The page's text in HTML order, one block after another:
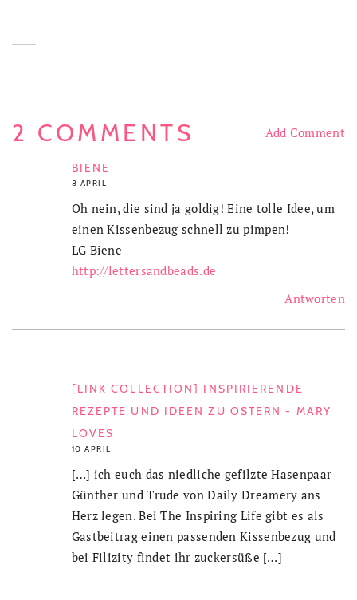
2 COMMENTS Add Comment
BIENE
8 APRIL
Oh nein, die sind ja goldig! Eine tolle Idee, um
einen Kissenbezug schnell zu pimpen!
LG Biene
http://lettersandbeads.de
[LINK COLLECTION] INSPIRIERENDE
REZEPTE UND IDEEN ZU OSTERN - MARY
LOVES
10 APRIL
Antworten
[…] ich euch das niedliche gefilzte Hasenpaar
Günther und Trude von Daily Dreamery ans
Herz legen. Bei The Inspiring Life gibt es als
Gastbeitrag einen passenden Kissenbezug und
bei Filizity findet ihr zuckersüße […]